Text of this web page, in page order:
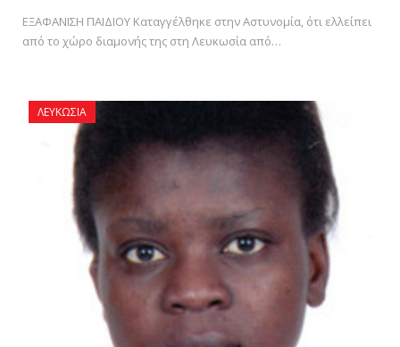
ΕΞΑΦΑΝΙΣΗ ΠΑΙΔΙΟΥ Καταγγέλθηκε στην Αστυνομία, ότι ελλείπει
από το χώρο διαμονής της στη Λευκωσία από…
ΛΕΥΚΩΣΊΑ